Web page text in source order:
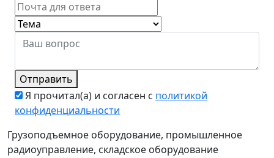
Отправить
Я прочитал(а) и согласен с политикой
конфиденциальности
Грузоподъемное оборудование, промышленное
радиоуправление, складское оборудование